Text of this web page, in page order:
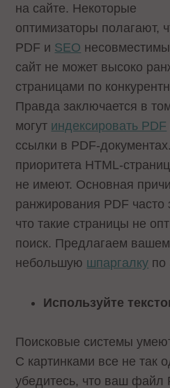
на сайте. Некоторые
оптимизаторы полагают,
PDF и SEO
сайт не может высоко
страницами по
Правда заключается в
могут индексировать PDF
ссылки в PDF-
приоритета HTML-
не имеют. Основная
ранжирования PDF часто
что такие страницы не
поиск. Предлагаем
небольшую шпаргалку по
Используйте
Поисковые системы
С картинками все не так
убедитесь, что ваш файл